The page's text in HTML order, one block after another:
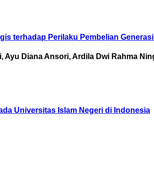
terhadap Perilaku Pembelian
Diana Ansori, Ardila Dwi Rahma
Universitas Islam Negeri di Indonesia